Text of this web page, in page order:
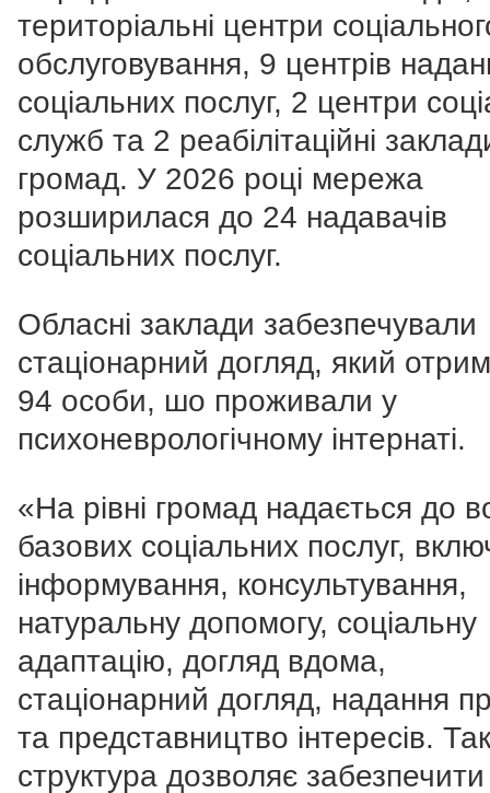
територіальні центри
обслуговування, 9 центрів
соціальних послуг, 2 центри
служб та 2 реабілітаційні
громад. У 2026 році мережа
розширилася до 24 надавачів
соціальних послуг.
Обласні заклади забезпечували
стаціонарний догляд, який
94 особи, шо проживали у
психоневрологічному інтернаті.
«На рівні громад надається до
базових соціальних послуг,
інформування, консультування,
натуральну допомогу, соціальну
адаптацію, догляд вдома,
стаціонарний догляд, надання
та представництво інтересів.
структура дозволяє забезпечити